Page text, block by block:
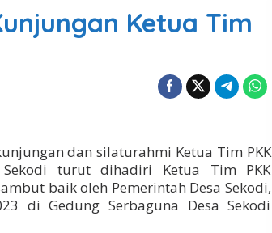
Ketua Tim
dan silaturahmi Ketua Tim PKK
turut dihadiri Ketua Tim PKK
baik oleh Pemerintah Desa Sekodi,
di Gedung Serbaguna Desa Sekodi